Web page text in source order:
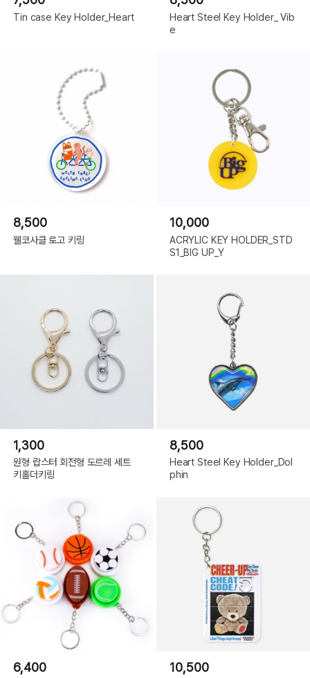
Tin case Key Holder_Heart
Heart Steel Key Holder_ Vib
e
8,500
웰코사클 로고 키링
10,000
ACRYLIC KEY HOLDER_STD
S1_BIG UP_Y
1,300
원형 랍스터 회전형 도르레 세트
키홀더키링
8,500
Heart Steel Key Holder_Dol
phin
6,400 10,500